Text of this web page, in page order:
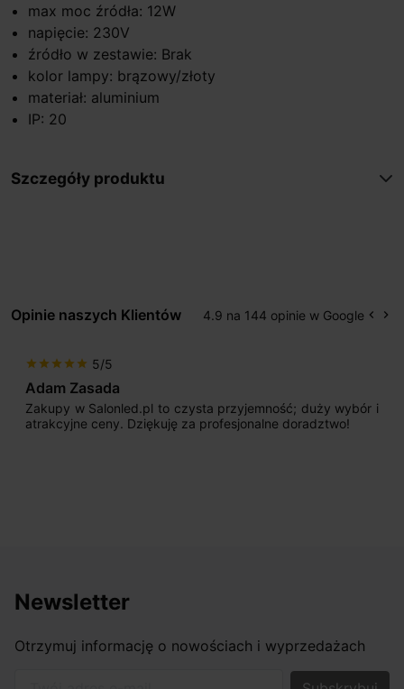
max moc źródła: 12W
napięcie: 230V
źródło w zestawie: Brak
kolor lampy: brązowy/złoty
materiał: aluminium
IP: 20
Szczegóły produktu
Opinie naszych Klientów 4.9 na 144 opinie w Google keyboard_arrow_left keyboard_arrow_right
star star star star star 5/5
Adam Zasada
Zakupy w Salonled.pl to czysta przyjemność; duży wybór i
atrakcyjne ceny. Dziękuję za profesjonalne doradztwo!
Newsletter
Otrzymuj informację o nowościach i wyprzedażach